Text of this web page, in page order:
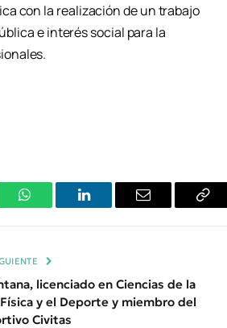
con la realización de un trabajo
e interés social para la
WhatsAppLinkedIn Email
licenciado en Ciencias de la
y el Deporte y miembro del
Civitas